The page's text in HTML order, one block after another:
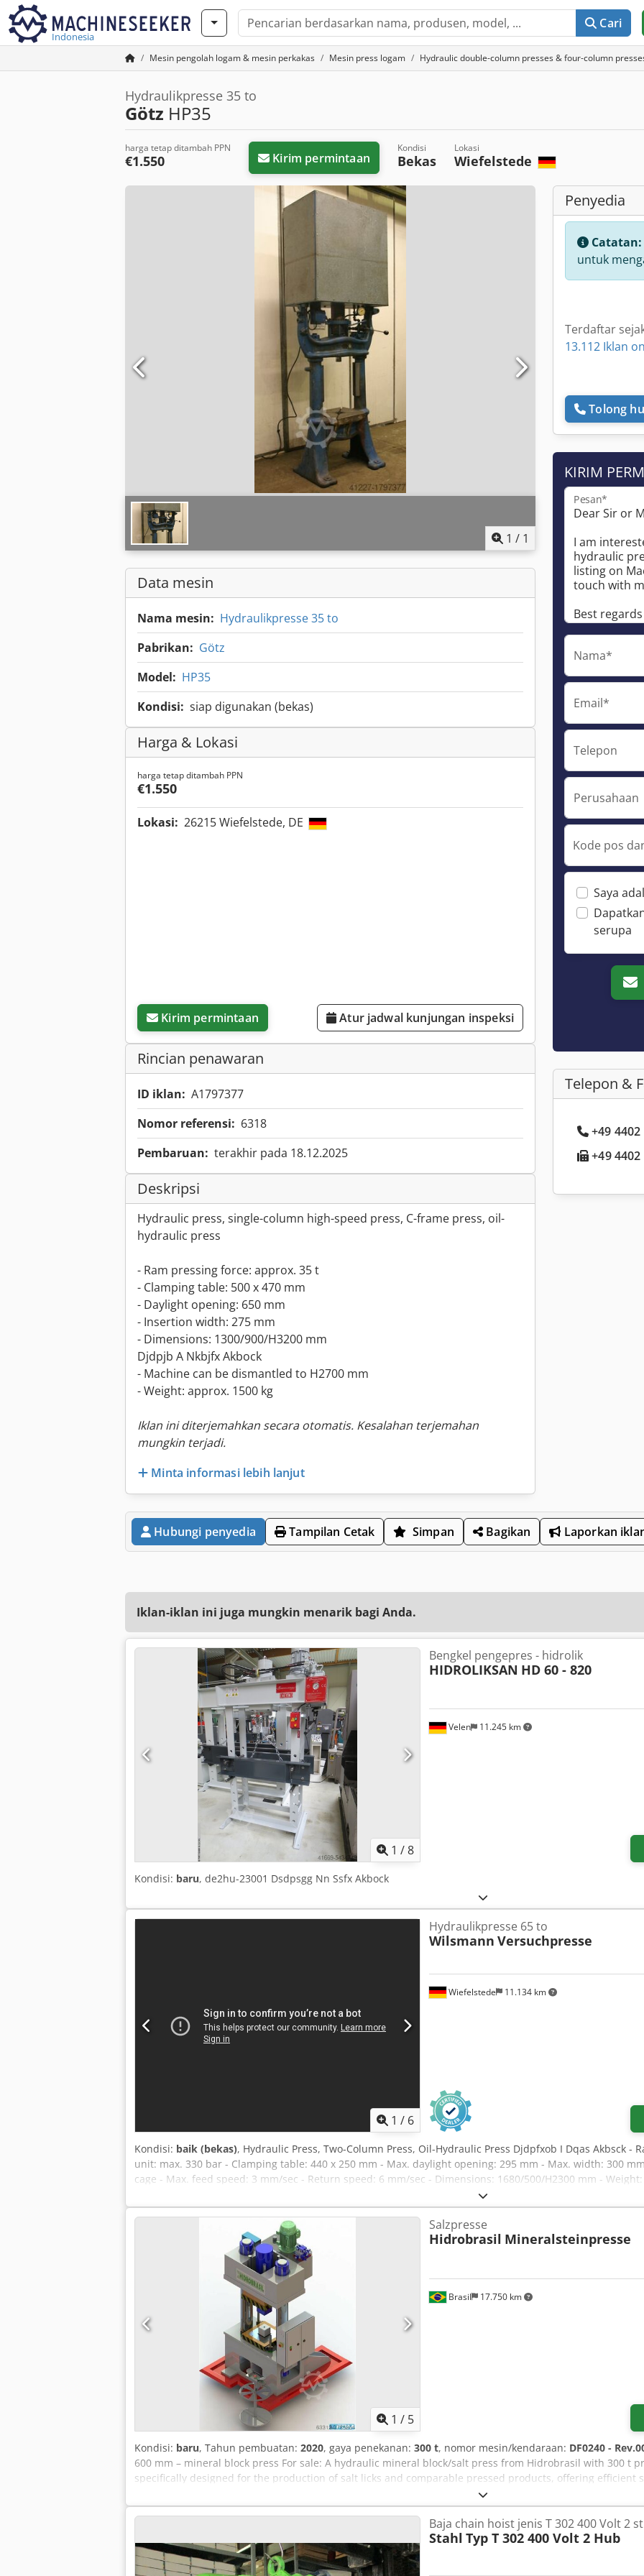
Indonesia
Cari
Mesin pengolah logam & mesin perkakas Mesin press logam Hydraulic double-column presses & four-column
Hydraulikpresse 35 to
Götz HP35
harga tetap ditambah PPN
€1.550 Kirim permintaan
Kondisi
Bekas
Lokasi
Wiefelstede
1 / 1
Data mesin
Nama mesin: Hydraulikpresse 35 to
Pabrikan: Götz
Model: HP35
Kondisi: siap digunakan (bekas)
Harga & Lokasi
harga tetap ditambah PPN
€1.550
Lokasi: 26215 Wiefelstede, DE
Kirim permintaan Atur jadwal kunjungan inspeksi
Rincian penawaran
ID iklan: A1797377
Nomor referensi: 6318
Pembaruan: terakhir pada 18.12.2025
Deskripsi
Hydraulic press, single-column high-speed press, C-frame press, oil-
hydraulic press
- Ram pressing force: approx. 35 t
- Clamping table: 500 x 470 mm
- Daylight opening: 650 mm
- Insertion width: 275 mm
- Dimensions: 1300/900/H3200 mm
Djdpjb A Nkbjfx Akbock
- Machine can be dismantled to H2700 mm
- Weight: approx. 1500 kg
Iklan ini diterjemahkan secara otomatis. Kesalahan terjemahan
mungkin terjadi.
Minta informasi lebih lanjut
Penyedia
Catatan:
untuk
Terdaftar
13.112 Iklan
Tolong
KIRIM
Pesan*
Nama*
Email*
Telepon
Perusahaan
Kode pos
Saya
serupa
Telepon &
+49
+49
Hubungi penyedia Tampilan Cetak Simpan Bagikan Laporkan
Iklan-iklan ini juga mungkin menarik bagi Anda.
1 /8
Velen 11.245 km
Bengkel pengepres - hidrolik
HIDROLIKSAN HD 60 - 820
Kondisi: baru, de2hu-23001 Dsdpsgg Nn Ssfx Akbock
1 / 6
Wiefelstede 11.134 km
Hydraulikpresse 65 to
Wilsmann Versuchpresse
Kondisi: baik (bekas), Hydraulic Press, Two-Column Press, Oil-Hydraulic Press Djdpfxob I Dqas Akbsck -
unit: max. 330 bar - Clamping table: 440 x 250 mm - Max. daylight opening: 295 mm - Max. width: 300
cage - Max. feed speed: 3 mm/sec - Return speed: 6 mm/sec - Dimensions: 1680/500/H2300 mm -
1 / 5
Brasil 17.750 km
Salzpresse
Hidrobrasil Mineralsteinpresse
Kondisi: baru, Tahun pembuatan: 2020, gaya penekanan: 300 t, nomor mesin/kendaraan: DF0240 -
600 mm – mineral block press For sale: A hydraulic mineral block/salt press from Hidrobrasil with 300 t
specifically designed for the production of salt licks and comparable pressed products, offering efficient
integrated ejector and optional automation. ===== Technical data & information: Hydraulic salt press –
Manufacturer: Hidrobrasil - Model: Mineral block press - Machine designation: Salt press - Design:
300 t - Machine weight: approx. 8.5 t - Dimensions (L × W × H): approx. 2,275 × 1,650 × 4,050 mm - Motor
Passage width: 600 mm - Max. working height: 800 mm - Stroke: 500 mm ==== Table & ram - Table size:
mm - Table height above floor: 850 mm - Return force: 30 t ==== Speeds - Approach speed: max. 10 mm/
Hydraulics & equipment - Oil tank: 350 l - Electric oil cooling: 1.5 kW (max) - Travel: 500 mm ==== Ejector
Baja chain hoist jenis T 302 400 Volt 2
Stahl Typ T 302 400 Volt 2 Hub